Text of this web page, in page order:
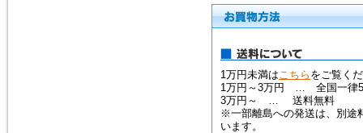
1万円未満はこちら をご覧く
1万円～3万円 … 全国一律
3万円～ … 送料無料
※一部離島への発送は、別途
います。